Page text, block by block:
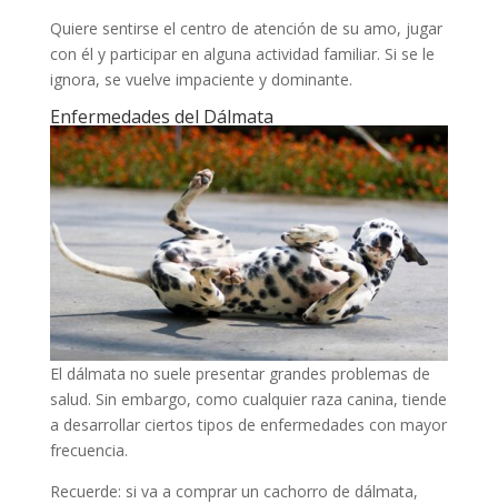
Quiere sentirse el centro de atención de su amo, jugar
con él y participar en alguna actividad familiar. Si se le
ignora, se vuelve impaciente y dominante.
Enfermedades del Dálmata
El dálmata no suele presentar grandes problemas de
salud. Sin embargo, como cualquier raza canina, tiende
a desarrollar ciertos tipos de enfermedades con mayor
frecuencia.
Recuerde: si va a comprar un cachorro de dálmata,